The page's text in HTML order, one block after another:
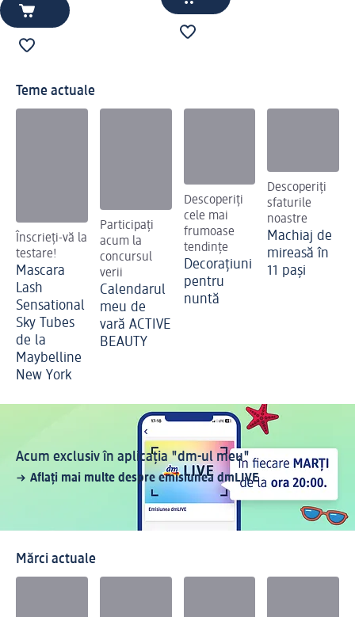
Teme actuale
Înscrieți-vă la
testare!
Mascara
Lash
Sensational
Sky Tubes
de la
Maybelline
New York
Participați
acum la
concursul
verii
Calendarul
meu de
vară ACTIVE
BEAUTY
Descoperiți
cele mai
frumoase
tendințe
Decorațiuni
pentru
nuntă
Descoperiți
sfaturile
noastre
Machiaj de
mireasă în
11 pași
Acum exclusiv în aplicația "dm-ul meu"
Aflați mai multe despre emisiunea dmLIVE
Mărci actuale